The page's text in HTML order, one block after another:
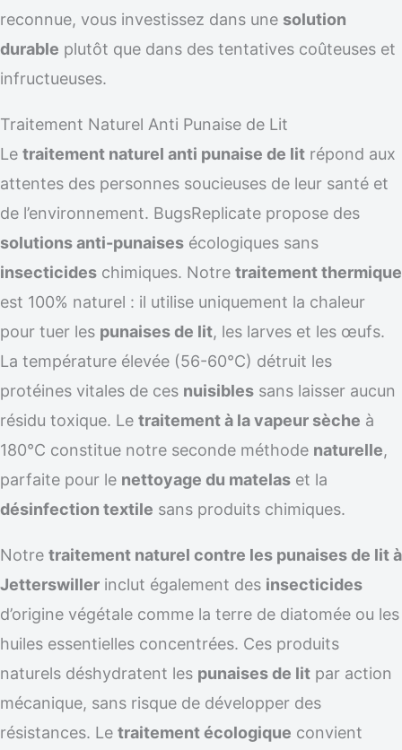
reconnue, vous investissez dans une solution
durable plutôt que dans des tentatives coûteuses et
infructueuses.
Traitement Naturel Anti Punaise de Lit
Le traitement naturel anti punaise de lit répond aux
attentes des personnes soucieuses de leur santé et
de l’environnement. BugsReplicate propose des
solutions anti-punaises écologiques sans
insecticides chimiques. Notre traitement thermique
est 100% naturel : il utilise uniquement la chaleur
pour tuer les punaises de lit, les larves et les œufs.
La température élevée (56-60°C) détruit les
protéines vitales de ces nuisibles sans laisser aucun
résidu toxique. Le traitement à la vapeur sèche à
180°C constitue notre seconde méthode naturelle,
parfaite pour le nettoyage du matelas et la
désinfection textile sans produits chimiques.
Notre traitement naturel contre les punaises de lit à
Jetterswiller inclut également des insecticides
d’origine végétale comme la terre de diatomée ou les
huiles essentielles concentrées. Ces produits
naturels déshydratent les punaises de lit par action
mécanique, sans risque de développer des
résistances. Le traitement écologique convient